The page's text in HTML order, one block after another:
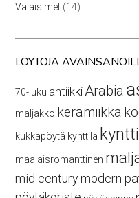
Valaisimet 1414
LÖYTÖJÄ
70-luku antiikki Arabia
maljakko keramiikka
kukkapöytä kynttilä
maalaisromanttinen
mid century modern